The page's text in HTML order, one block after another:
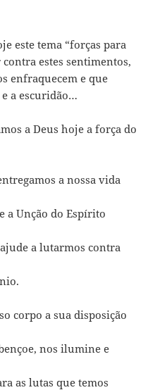
este tema “forças para
estes sentimentos,
enfraquecem e que
a escuridão…
a Deus hoje a força do
a nossa vida
a Unção do Espírito
a lutarmos contra
corpo a sua disposição
nos ilumine e
as lutas que temos